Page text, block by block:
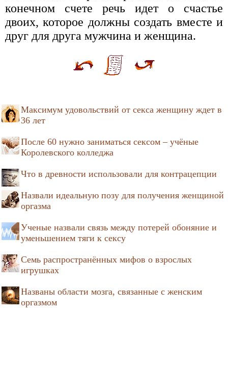
конечном счете речь идет о счастье
двоих, которое должны создать вместе и
друг для друга мужчина и женщина.
Максимум удовольствий от секса женщину ждет в
36 лет
После 60 нужно заниматься сексом – учёные
Королевского колледжа
Что в древности использовали для контрацепции
Назвали идеальную позу для получения женщиной
оргазма
Ученые назвали связь между потерей обоняние и
уменьшением тяги к сексу
Семь распространённых мифов о взрослых
игрушках
Названы области мозга, связанные с женским
оргазмом